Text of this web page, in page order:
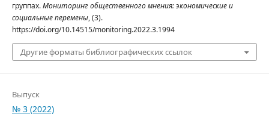
группах.Мониторинг общественного мнения: экономические и
социальные перемены, (3).
https://doi.org/10.14515/monitoring.2022.3.1994
Другие форматы библиографических ссылок
Выпуск
№ 3 (2022)